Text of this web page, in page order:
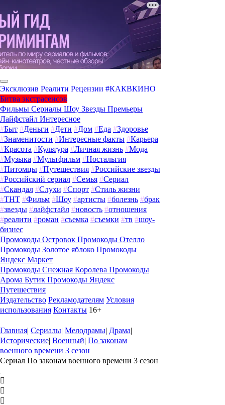
Эксклюзив Реалити Рецензии #КАКВКИНО
Битва экстрасенсов
Фильмы Сериалы Шоу Звезды Премьеры
Лайфстайл Интересное
#Быт #Деньги #Дети #Дом #Еда #Здоровье
#Знаменитости #Интересные факты #Карьера
#Красота #Культура #Личная жизнь #Мода
#Музыка #Мультфильм #Ностальгия
#Питомцы #Путешествия #Российские звезды
#Российский сериал #Семья #Сериал
#Скандал #Слухи #Спорт #Стиль жизни
#ТНТ #Фильм #Шоу #артисты #болезнь #брак
#звезды #лайфстайл #новость #отношения
#реалити #роман #съемка #съемки #тв #шоу-
бизнес
Промокоды Островок Промокоды Отелло
Промокоды Золотое яблоко Промокоды
Яндекс Маркет
Промокоды Снежная Королева Промокоды
Арома Бутик Промокоды Яндекс
Путешествия
Издательство Рекламодателям Условия
использования Контакты 16+
Главная| Сериалы| Мелодрамы| Драма|
Исторические| Военный| По законам
военного времени 3 сезон
Сериал По законам военного времени 3 сезон